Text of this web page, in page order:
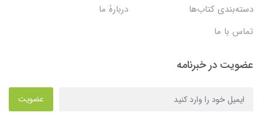
دسته‌بندی کتاب‌ها
دربارۀ ما
تماس با ما
عضویت در خبرنامه
عضویت